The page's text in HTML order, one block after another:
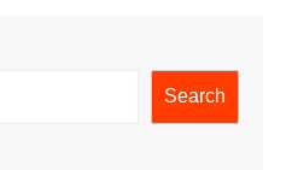
Search